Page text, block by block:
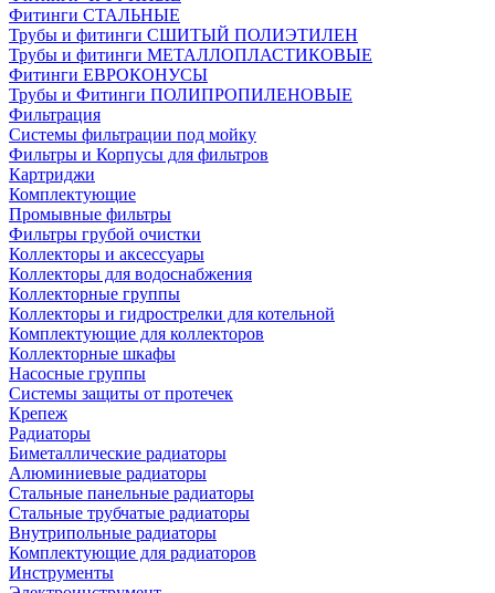
Фитинги СТАЛЬНЫЕ
Трубы и фитинги СШИТЫЙ ПОЛИЭТИЛЕН
Трубы и фитинги МЕТАЛЛОПЛАСТИКОВЫЕ
Фитинги ЕВРОКОНУСЫ
Трубы и Фитинги ПОЛИПРОПИЛЕНОВЫЕ
Фильтрация
Системы фильтрации под мойку
Фильтры и Корпусы для фильтров
Картриджи
Комплектующие
Промывные фильтры
Фильтры грубой очистки
Коллекторы и аксессуары
Коллекторы для водоснабжения
Коллекторные группы
Коллекторы и гидрострелки для котельной
Комплектующие для коллекторов
Коллекторные шкафы
Насосные группы
Системы защиты от протечек
Крепеж
Радиаторы
Биметаллические радиаторы
Алюминиевые радиаторы
Стальные панельные радиаторы
Стальные трубчатые радиаторы
Внутрипольные радиаторы
Комплектующие для радиаторов
Инструменты